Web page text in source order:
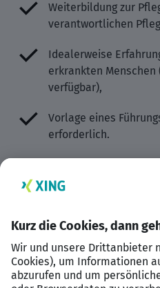
Weiterbildung zur
verantwortlichen
Idealerweise
erkrankten
verfügbar),
Vorlage eines
erforderlich.
Unabhängig von deiner
mit dem Diakonischen
Wir bieten:
Attraktive Vergütung